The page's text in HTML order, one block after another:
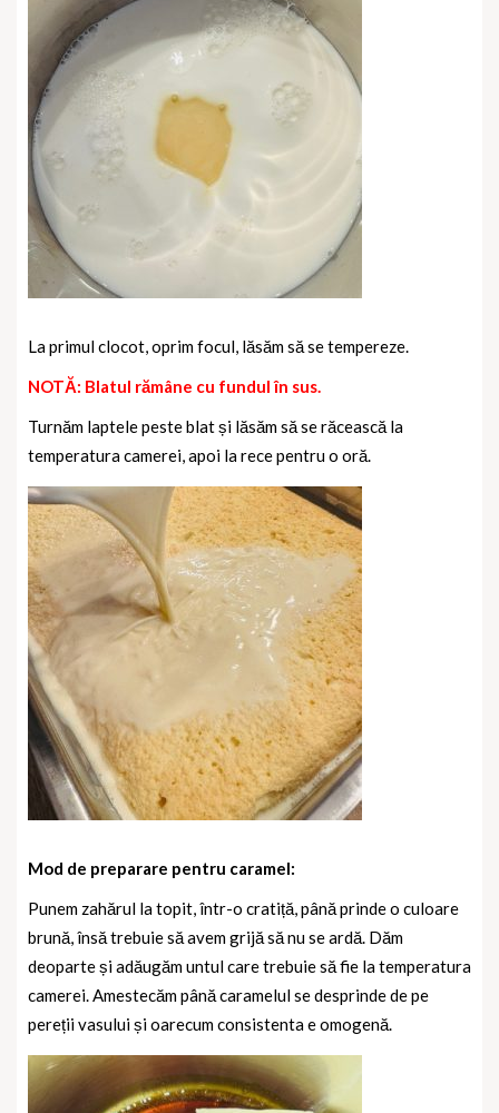
La primul clocot, oprim focul, lăsăm să se tempereze.
NOTĂ: Blatul rămâne cu fundul în sus.
Turnăm laptele peste blat și lăsăm să se răcească la
temperatura camerei, apoi la rece pentru o oră.
Mod de preparare pentru caramel:
Punem zahărul la topit, într-o cratiță, până prinde o culoare
brună, însă trebuie să avem grijă să nu se ardă. Dăm
deoparte și adăugăm untul care trebuie să fie la temperatura
camerei. Amestecăm până caramelul se desprinde de pe
pereții vasului și oarecum consistenta e omogenă.